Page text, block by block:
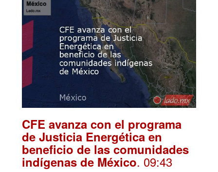
CFE avanza con el programa
de Justicia Energética en
beneficio de las comunidades
indígenas de México. 09:43